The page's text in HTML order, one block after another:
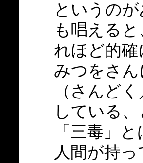
というの
も唱える
れほど的
みつをさ
（さんど
している
「三毒」
人間が持